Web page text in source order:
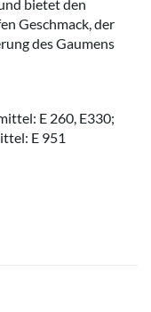
bietet den
Geschmack, der
des Gaumens
E 260, E330;
E 951